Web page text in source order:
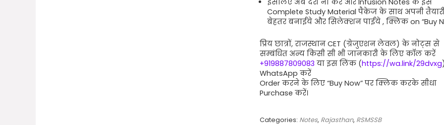
इसलिए अब देरी ना करें और Infusion Notes के इस
Complete Study Material पैकेज के साथ अपनी
बेहतर बनाईये और सिलेक्शन पाईये , क्लिक on “Buy
प्रिय छात्रों, राजस्थान CET (ग्रेजुएशन लेवल) के नोट्स से
सम्बंधित अन्य किसी सी भी जानकारी के लिए कॉल करें
+919887809083 या इस लिंक (https://wa.link/29dvxg
WhatsApp करें
Order करने के लिए “Buy Now” पर क्लिक करके सीधा
Purchase करें।
Categories: Notes, Rajasthan, RSMSSB